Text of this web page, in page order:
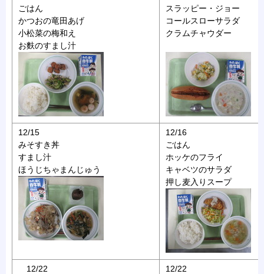
ごはん
かつおの竜田あげ
小松菜の梅和え
お麩のすまし汁
スラッピー・ジョー
コールスローサラダ
クラムチャウダー
12/15
みそすき丼
すまし汁
ほうじちゃまんじゅう
12/16
ごはん
ホッケのフライ
キャベツのサラダ
押し麦入りスープ
12/22
12/22